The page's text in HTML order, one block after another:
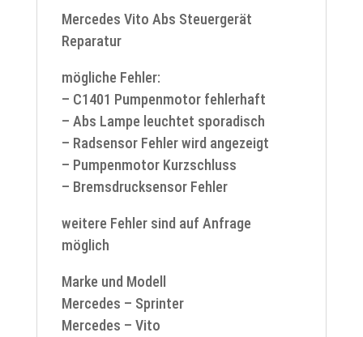
Mercedes Vito Abs Steuergerät
Reparatur
mögliche Fehler:
– C1401 Pumpenmotor fehlerhaft
– Abs Lampe leuchtet sporadisch
– Radsensor Fehler wird angezeigt
– Pumpenmotor Kurzschluss
– Bremsdrucksensor Fehler
weitere Fehler sind auf Anfrage
möglich
Marke und Modell
Mercedes – Sprinter
Mercedes – Vito